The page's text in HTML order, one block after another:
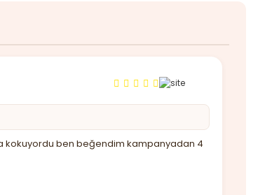
kokuyordu ben beğendim kampanyadan 4